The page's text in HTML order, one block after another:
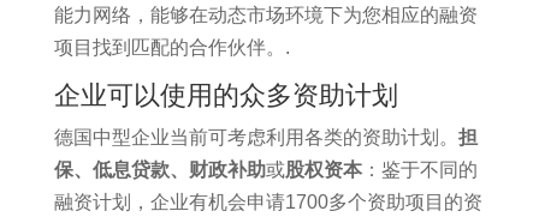
能力网络，能够在动态市场环境下为您相应的融资
项目找到匹配的合作伙伴。.
企业可以使用的众多资助计划
德国中型企业当前可考虑利用各类的资助计划。 担
保、低息贷款、财政补助或股权资本：鉴于不同的
融资计划，企业有机会申请1700多个资助项目的资